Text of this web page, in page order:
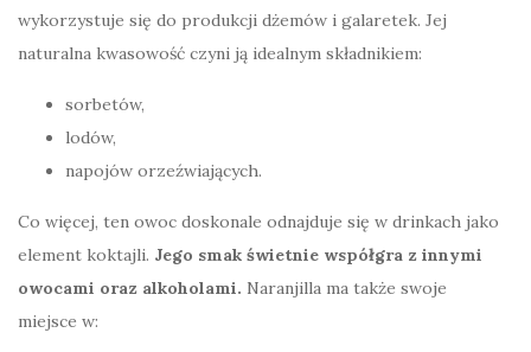
wykorzystuje się do produkcji dżemów i galaretek. Jej
naturalna kwasowość czyni ją idealnym składnikiem:
sorbetów,
lodów,
napojów orzeźwiających.
Co więcej, ten owoc doskonale odnajduje się w drinkach jako
element koktajli. Jego smak świetnie współgra z innymi
owocami oraz alkoholami. Naranjilla ma także swoje
miejsce w: